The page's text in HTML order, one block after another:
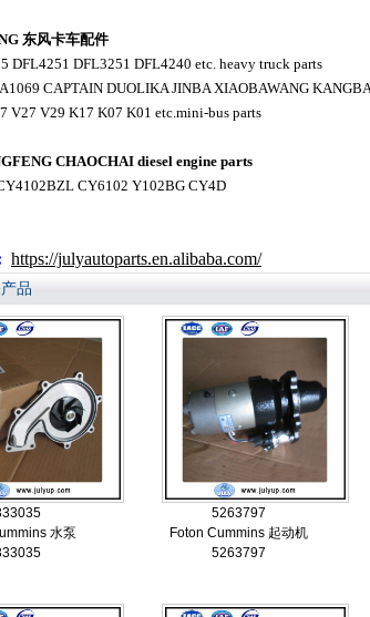
东风卡车配件
DFL4251 DFL3251 DFL4240 etc. heavy truck parts
CAPTAIN DUOLIKA JINBA XIAOBAWANG
V27 V29 K17 K07 K01 etc.mini-bus parts
CHAOCHAI diesel engine parts
CY6102 Y102BG CY4D
https://julyautoparts.en.alibaba.com/
品
水泵
5263797
Foton Cummins 起动机
5263797